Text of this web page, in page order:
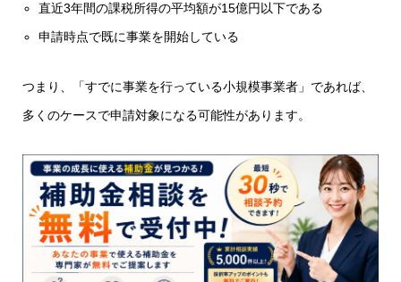
直近3年間の課税所得の平均額が15億円以下である
申請時点で既に事業を開始している
つまり、 「すでに事業を行っている小規模事業者」 であれば、
多くのケースで申請対象になる可能性があります。